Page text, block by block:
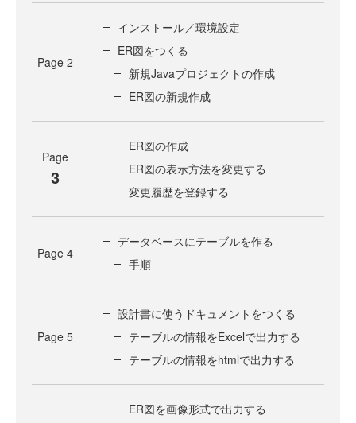
Page 2
インストール／環境設定
ER図をつくる
新規Javaプロジェクトの作成
ER図の新規作成
Page
3
ER図の作成
ER図の表示方法を変更する
変更履歴を登録する
Page 4
データベースにテーブルを作る
手順
Page 5
設計書に使うドキュメントをつくる
テーブルの情報をExcelで出力する
テーブルの情報をhtmlで出力する
ER図を画像形式で出力する